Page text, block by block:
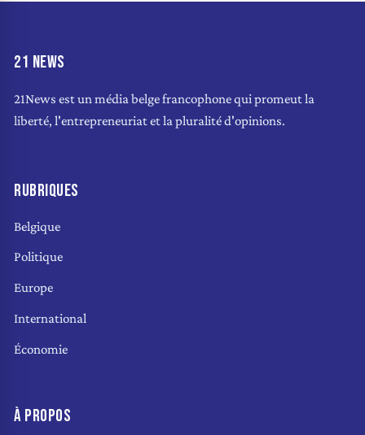
21 NEWS
21News est un média belge francophone qui promeut la
liberté, l'entrepreneuriat et la pluralité d'opinions.
RUBRIQUES
Belgique
Politique
Europe
International
Économie
À PROPOS